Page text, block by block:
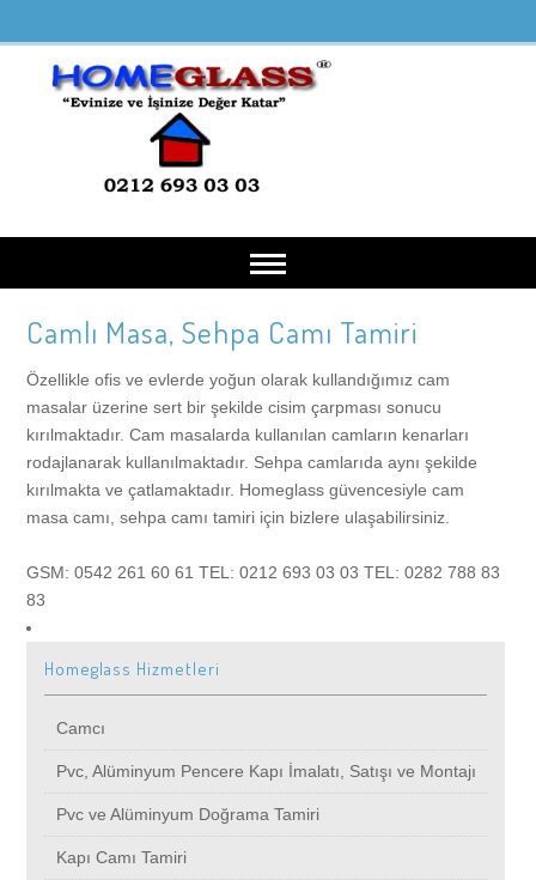
Anasayfa
Hakkımızda
Hizmetlerimiz
Pencere Camı Tamiri
Camcı
Camlı Masa, Sehpa Camı Tamiri
Özellikle ofis ve evlerde yoğun olarak kullandığımız cam
masalar üzerine sert bir şekilde cisim çarpması sonucu
kırılmaktadır. Cam masalarda kullanılan camların kenarları
rodajlanarak kullanılmaktadır. Sehpa camlarıda aynı şekilde
kırılmakta ve çatlamaktadır. Homeglass güvencesiyle cam
masa camı, sehpa camı tamiri için bizlere ulaşabilirsiniz.
GSM: 0542 261 60 61 TEL: 0212 693 03 03 TEL: 0282 788 83
83
Homeglass Hizmetleri
Camcı
Pvc, Alüminyum Pencere Kapı İmalatı, Satışı ve Montajı
Pvc ve Alüminyum Doğrama Tamiri
Kapı Camı Tamiri